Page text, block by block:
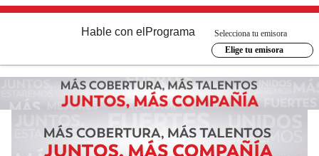
Hable con el Programa
Selecciona tu emisora
Elige tu emisora